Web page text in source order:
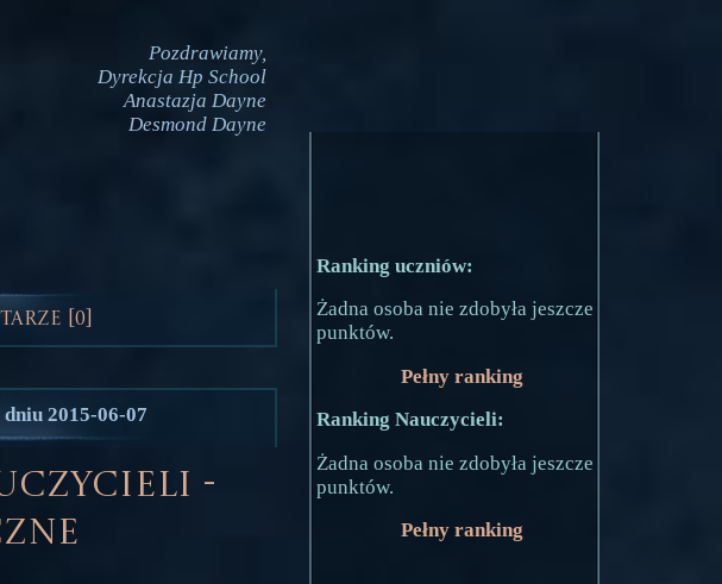
Pozdrawiamy,
Dyrekcja Hp School
Anastazja Dayne
Desmond Dayne
[0]
2015-06-07
-
Ranking uczniów:
Żadna osoba nie zdobyła jeszcze
punktów.
Pełny ranking
Ranking Nauczycieli:
Żadna osoba nie zdobyła jeszcze
punktów.
Pełny ranking